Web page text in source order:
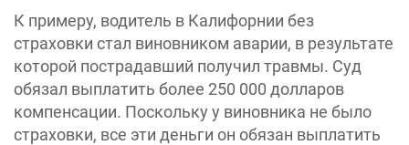
К примеру, водитель в Калифорнии без
страховки стал виновником аварии, в результате
которой пострадавший получил травмы. Суд
обязал выплатить более 250 000 долларов
компенсации. Поскольку у виновника не было
страховки, все эти деньги он обязан выплатить